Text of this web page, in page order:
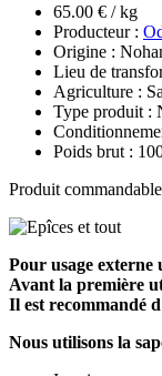
65.00 € / kg
Producteur :
Origine :
Lieu de
Agriculture :
Type produit :
Poids brut :
Produit
Pour usage externe
Avant la première
Il est recommandé
Nous utilisons la